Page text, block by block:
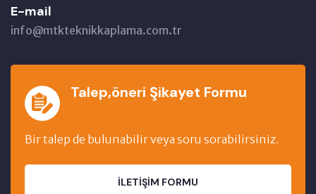
E-mail
info@mtkteknikkaplama.com.tr
Talep,öneri Şikayet Formu
Bir talep de bulunabilir veya soru sorabilirsiniz.
İLETIŞIM FORMU